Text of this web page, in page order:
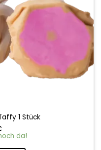
1 Stück
da!